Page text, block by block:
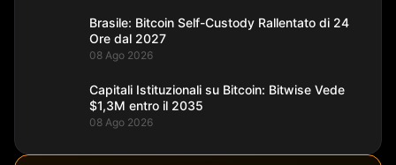
Brasile: Bitcoin Self-Custody Rallentato di 24
Ore dal 2027
08 Ago 2026
Capitali Istituzionali su Bitcoin: Bitwise Vede
$1,3M entro il 2035
08 Ago 2026